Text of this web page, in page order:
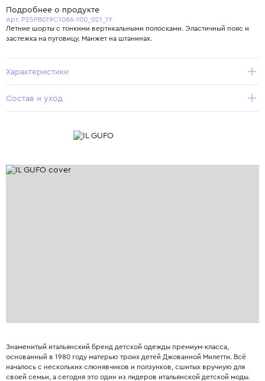
Подробнее о продукте
Арт. P25PB019C1086-100_021_1Y
Летние шорты с тонкими вертикальными полосками. Эластичный пояс и
застежка на пуговицу. Манжет на штанинах.
Характеристики
Состав и уход
Знаменитый итальянский бренд детской одежды премиум-класса,
основанный в 1980 году матерью троих детей Джованной Милетти. Всё
началось с нескольких слюнявчиков и ползунков, сшитых вручную для
своей семьи, а сегодня это один из лидеров итальянской детской моды.